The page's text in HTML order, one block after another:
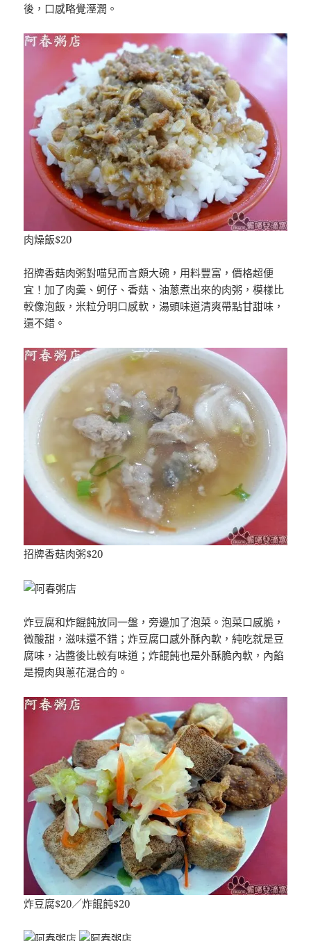
後，口感略覺溼潤。
肉燥飯$20
招牌香菇肉粥對喵兒而言頗大碗，用料豐富，價格超便
宜！加了肉羮、蚵仔、香菇、油蔥煮出來的肉粥，模樣比
較像泡飯，米粒分明口感軟，湯頭味道清爽帶點甘甜味，
還不錯。
招牌香菇肉粥$20
炸豆腐和炸餛飩放同一盤，旁邊加了泡菜。泡菜口感脆，
微酸甜，滋味還不錯；炸豆腐口感外酥內軟，純吃就是豆
腐味，沾醬後比較有味道；炸餛飩也是外酥脆內軟，內餡
是攪肉與蔥花混合的。
炸豆腐$20／炸餛飩$20